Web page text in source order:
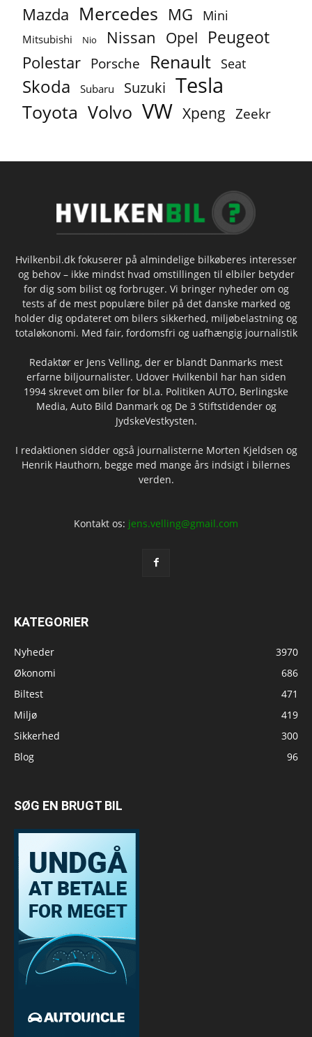
Mazda Mercedes MG Mini
Mitsubishi Nio Nissan Opel Peugeot
Polestar Porsche Renault Seat
Skoda Subaru Suzuki Tesla
Toyota Volvo VW Xpeng Zeekr
Hvilkenbil.dk fokuserer på almindelige bilkøberes interesser
og behov – ikke mindst hvad omstillingen til elbiler betyder
for dig som bilist og forbruger. Vi bringer nyheder om og
tests af de mest populære biler på det danske marked og
holder dig opdateret om bilers sikkerhed, miljøbelastning og
totaløkonomi. Med fair, fordomsfri og uafhængig journalistik
Redaktør er Jens Velling, der er blandt Danmarks mest
erfarne biljournalister. Udover Hvilkenbil har han siden
1994 skrevet om biler for bl.a. Politiken AUTO, Berlingske
Media, Auto Bild Danmark og De 3 Stiftstidender og
JydskeVestkysten.
I redaktionen sidder også journalisterne Morten Kjeldsen og
Henrik Hauthorn, begge med mange års indsigt i bilernes
verden.
Kontakt os: jens.velling@gmail.com
KATEGORIER
Nyheder
3970
Økonomi
686
Biltest
471
Miljø
419
Sikkerhed
300
Blog
96
SØG EN BRUGT BIL